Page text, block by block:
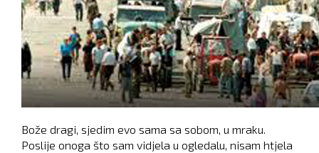
Bože dragi, sjedim evo sama sa sobom, u mraku.
Poslije onoga što sam vidjela u ogledalu, nisam htjela